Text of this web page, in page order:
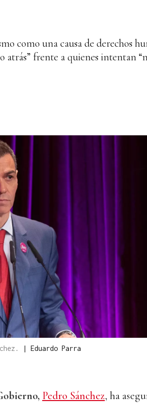
como una causa de derechos
atrás” frente a quienes intentan
| Eduardo Parra
Pedro Sánchez, ha